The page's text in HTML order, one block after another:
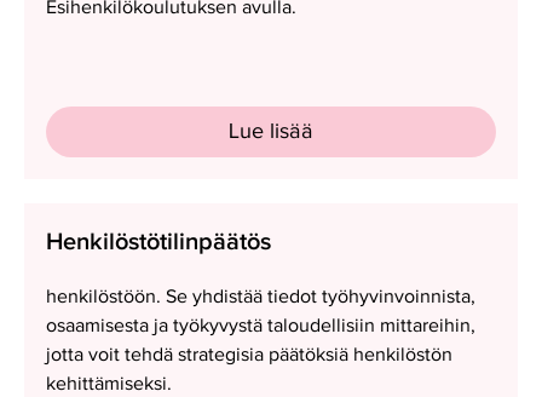
Esihenkilökoulutuksen avulla.
Lue lisää
Henkilöstötilinpäätös
henkilöstöön. Se yhdistää tiedot työhyvinvoinnista,
osaamisesta ja työkyvystä taloudellisiin mittareihin,
jotta voit tehdä strategisia päätöksiä henkilöstön
kehittämiseksi.